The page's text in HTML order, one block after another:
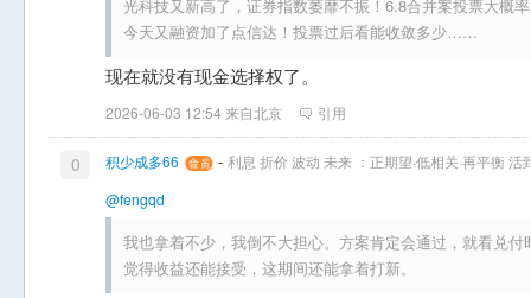
光科技又新高了，证券指数萎靡不振！6.8合并案投票大概
今天又融资加了点信达！投票过后看能收敛多少……
现在就没有现金选择权了。
2026-06-03 12:54 来自北京 引用
0 积少成多66 - 利息 折价 波动 未来 ：正期望·低相关·再平衡 活
@fengqd
我也拿着不少，我倒不大担心。方案肯定会通过，就看兑
觉得收益还能接受，这期间还能拿着打新。